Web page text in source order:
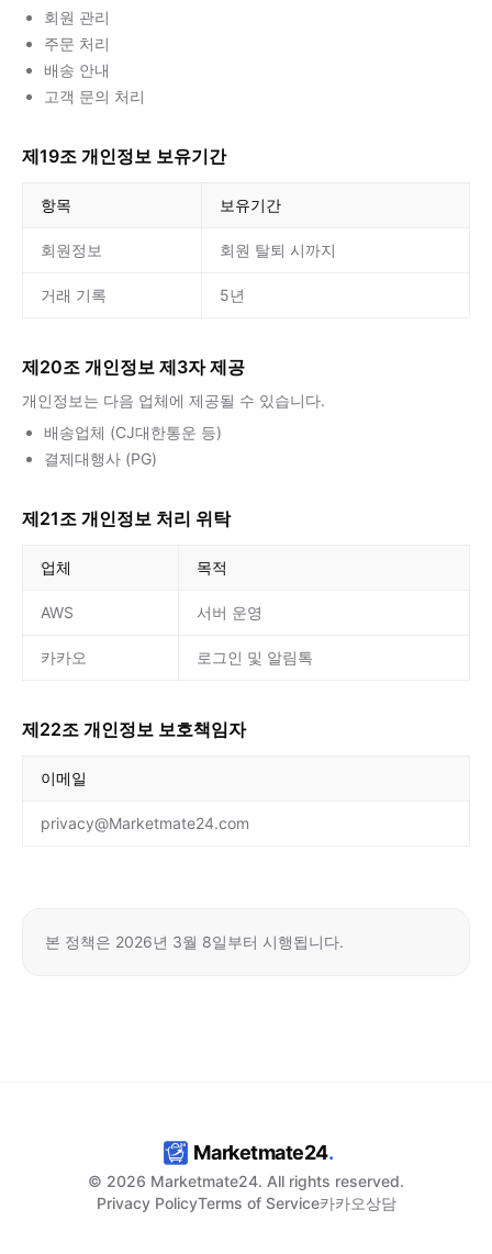
회원 관리
주문 처리
배송 안내
고객 문의 처리
제19조 개인정보 보유기간
항목 보유기간
회원정보 회원 탈퇴 시까지
거래 기록 5년
제20조 개인정보 제3자 제공
개인정보는 다음 업체에 제공될 수 있습니다.
배송업체 (CJ대한통운 등)
결제대행사 (PG)
제21조 개인정보 처리 위탁
업체 목적
AWS 서버 운영
카카오 로그인 및 알림톡
제22조 개인정보 보호책임자
이메일
privacy@Marketmate24.com
본 정책은 2026년 3월 8일부터 시행됩니다.
Marketmate24.
© 2026 Marketmate24. All rights reserved.
Privacy PolicyTerms of Service카카오상담